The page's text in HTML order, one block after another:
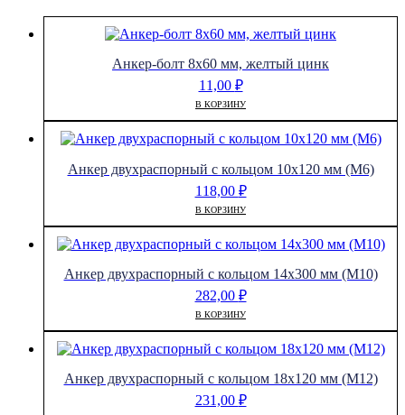
Анкер-болт 8х60 мм, желтый цинк
11,00 ₽
В КОРЗИНУ
Анкер двухраспорный с кольцом 10х120 мм (М6)
118,00 ₽
В КОРЗИНУ
Анкер двухраспорный с кольцом 14х300 мм (М10)
282,00 ₽
В КОРЗИНУ
Анкер двухраспорный с кольцом 18х120 мм (М12)
231,00 ₽